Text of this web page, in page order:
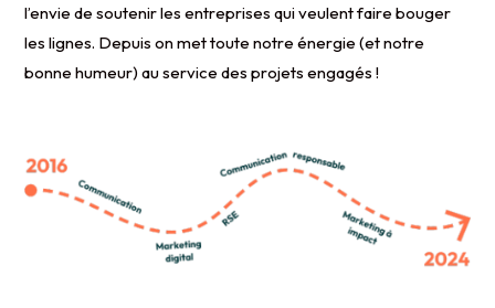
l’envie de soutenir les entreprises qui veulent faire bouger
les lignes. Depuis on met toute notre énergie (et notre
bonne humeur) au service des projets engagés !